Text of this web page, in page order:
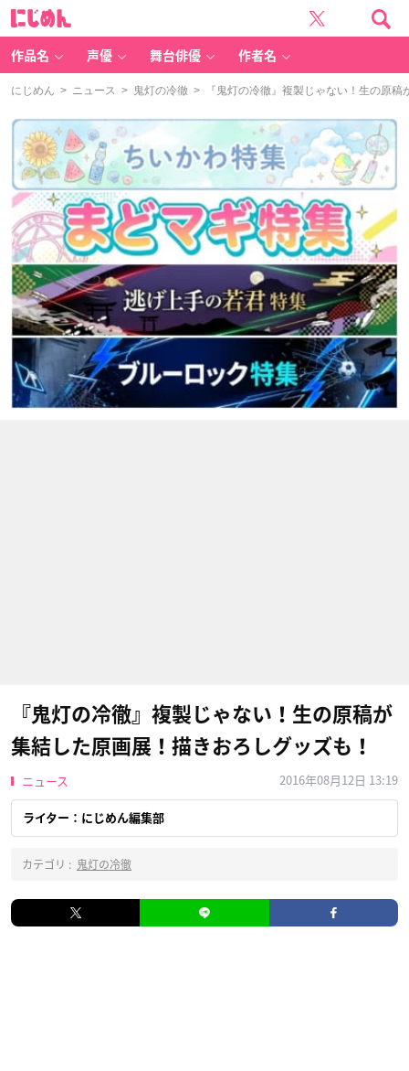
作品名 声優 舞台俳優 作者名
にじめん > ニュース > 鬼灯の冷徹 > 『鬼灯の冷徹』複製じゃない！生の原稿
『鬼灯の冷徹』複製じゃない！生の原稿が
集結した原画展！描きおろしグッズも！
ニュース 2016年08月12日 13:19
ライター：にじめん編集部
カテゴリ : 鬼灯の冷徹